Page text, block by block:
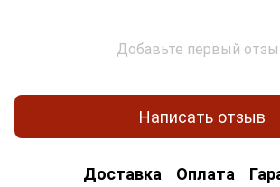
Добавьте первый
Написать отзыв
Доставка Оплата